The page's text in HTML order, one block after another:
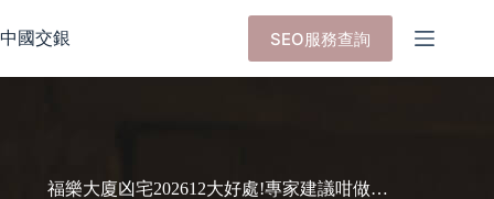
to
content
中國交銀 SEO服務查詢
福樂大廈凶宅202612大好處!專家建議咁做…